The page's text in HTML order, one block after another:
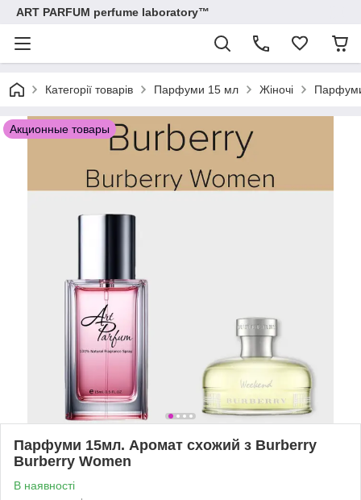
ART PARFUM perfume laboratory™
Категорії товарів Парфуми 15 мл Жіночі
Акционные товары
Парфуми 15мл. Аромат схожий з Burberry
Burberry Women
В наявності